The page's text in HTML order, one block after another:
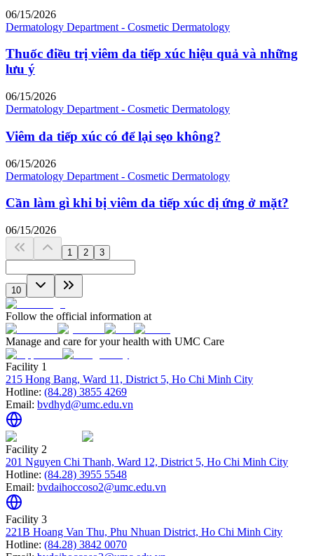
06/15/2026
Dermatology Department - Cosmetic Dermatology
Thuốc điều trị viêm da tiếp xúc hiệu quả và những
lưu ý
06/15/2026
Dermatology Department - Cosmetic Dermatology
Viêm da tiếp xúc có để lại sẹo không?
06/15/2026
Dermatology Department - Cosmetic Dermatology
Cần làm gì khi bị viêm da tiếp xúc dị ứng ở mặt?
06/15/2026
1 2 3
10
Follow the official information at
Manage and care for your health with UMC Care
Facility 1
215 Hong Bang, Ward 11, District 5, Ho Chi Minh City
Hotline: (84.28) 3855 4269
Email: bvdhyd@umc.edu.vn
Facility 2
201 Nguyen Chi Thanh, Ward 12, District 5, Ho Chi Minh City
Hotline: (84.28) 3955 5548
Email: bvdaihoccoso2@umc.edu.vn
Facility 3
221B Hoang Van Thu, Phu Nhuan District, Ho Chi Minh City
Hotline: (84.28) 3842 0070